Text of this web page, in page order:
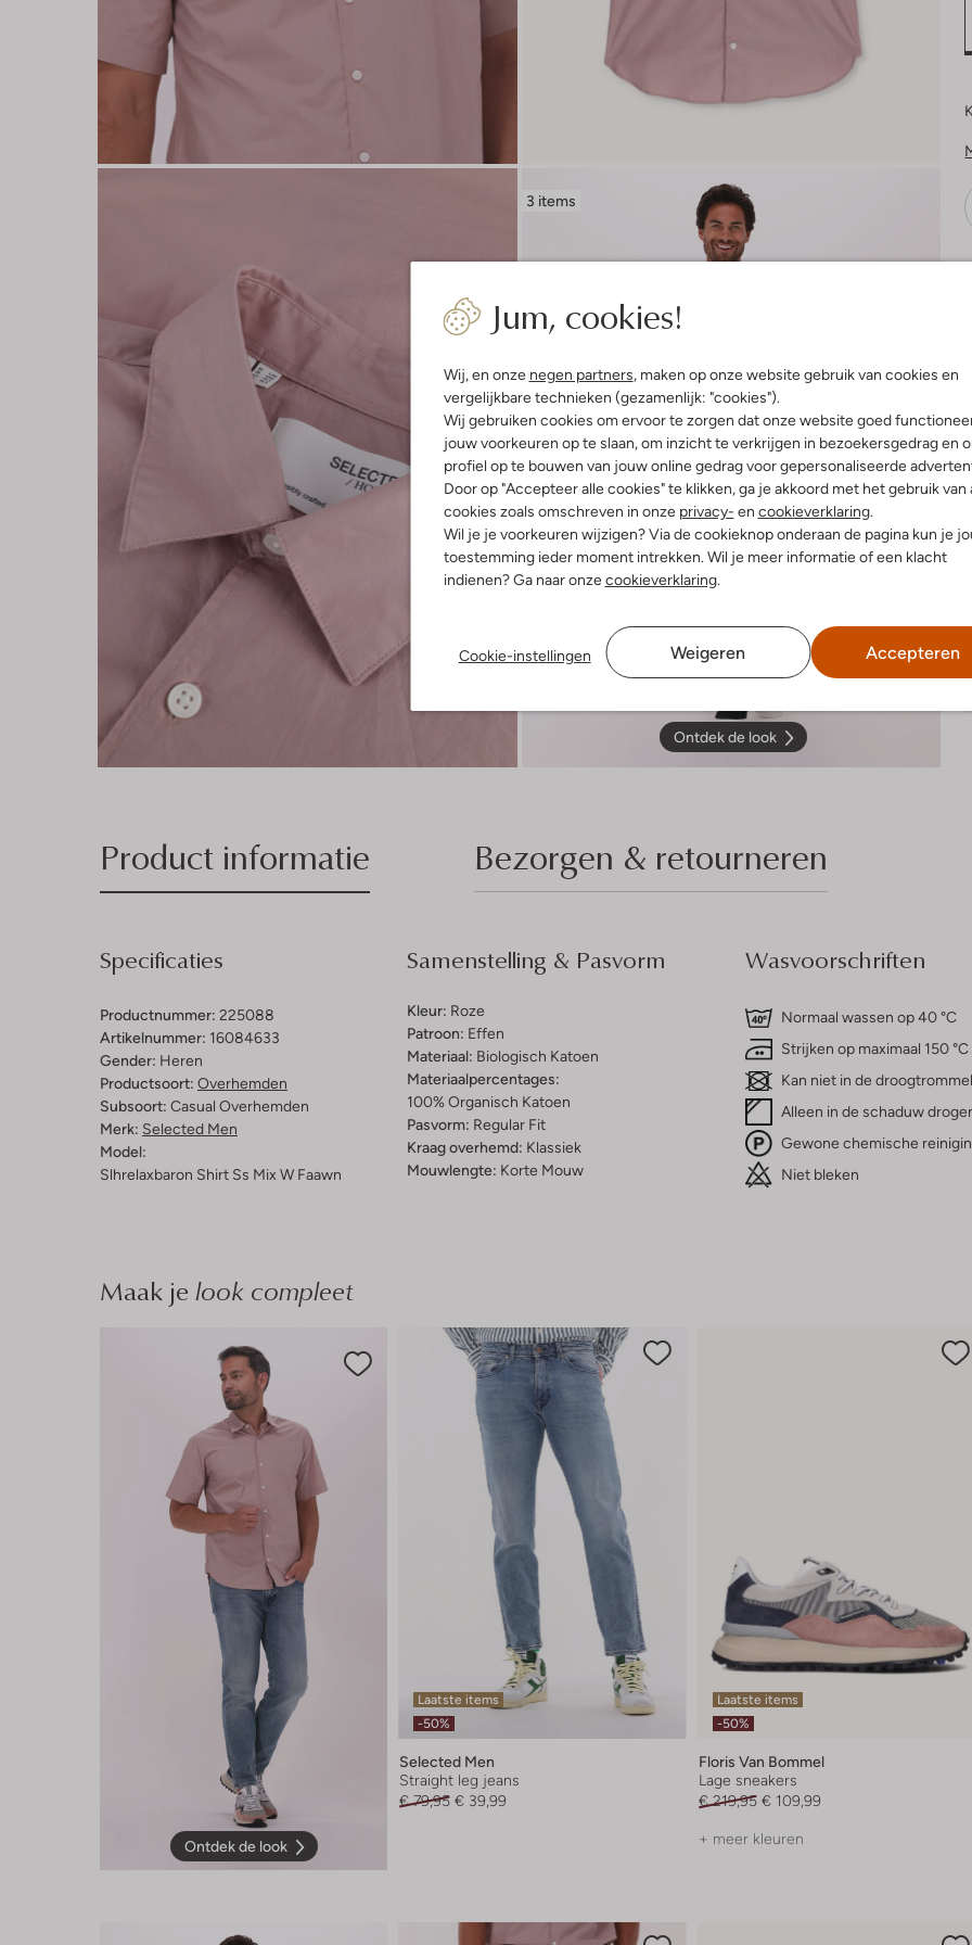
Jum, cookies!
Wij, en onze negen partners, maken op onze website gebruik van cookies en
vergelijkbare technieken (gezamenlijk: "cookies").
Wij gebruiken cookies om ervoor te zorgen dat onze website goed
jouw voorkeuren op te slaan, om inzicht te verkrijgen in bezoekersgedrag en
profiel op te bouwen van jouw online gedrag voor gepersonaliseerde
Door op "Accepteer alle cookies" te klikken, ga je akkoord met het gebruik van
cookies zoals omschreven in onze privacy- en cookieverklaring.
Wil je je voorkeuren wijzigen? Via de cookieknop onderaan de pagina kun je
toestemming ieder moment intrekken. Wil je meer informatie of een klacht
indienen? Ga naar onzecookieverklaring.
Cookie-instellingen Weigeren Accepteren
3 items
Ontdek de look
Product informatie Bezorgen & retourneren
Specificaties
Productnummer: 225088
Artikelnummer: 16084633
Gender: Heren
Productsoort: Overhemden
Subsoort: Casual Overhemden
Merk: Selected Men
Model:
Slhrelaxbaron Shirt Ss Mix W Faawn
Samenstelling & Pasvorm
Kleur: Roze
Patroon: Effen
Materiaal: Biologisch Katoen
Materiaalpercentages:
100% Organisch Katoen
Pasvorm: Regular Fit
Kraag overhemd: Klassiek
Mouwlengte: Korte Mouw
Wasvoorschriften
Normaal wassen op 40 °C
Strijken op maximaal 150 °C
Kan niet in de droogtrommel
Alleen in de schaduw
Gewone chemische
Niet bleken
Maak je look compleet
Ontdek de look
Laatste items
-50%
Selected Men
Straight leg jeans
€ 79,95 € 39,99
Laatste items
-50%
Floris Van Bommel
Lage sneakers
€ 219,95 € 109,99
+ meer kleuren